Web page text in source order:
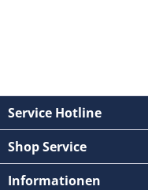
Service Hotline
Shop Service
Informationen